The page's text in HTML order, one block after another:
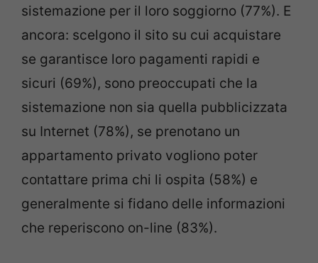
sistemazione per il loro soggiorno (77%). E
ancora: scelgono il sito su cui acquistare
se garantisce loro pagamenti rapidi e
sicuri (69%), sono preoccupati che la
sistemazione non sia quella pubblicizzata
su Internet (78%), se prenotano un
appartamento privato vogliono poter
contattare prima chi li ospita (58%) e
generalmente si fidano delle informazioni
che reperiscono on-line (83%).